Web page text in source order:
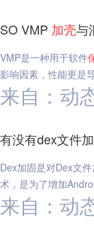
SO VMP 加壳与
VMP是一种用于软件
影响因素，性能更是
来自：动
有没有dex文件
Dex加固是对Dex文
术，是为了增加
来自：动